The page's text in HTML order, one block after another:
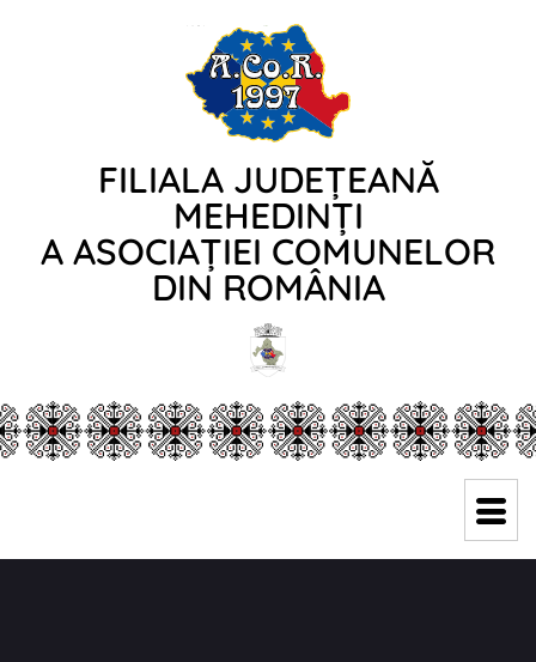
FILIALA JUDEȚEANĂ
MEHEDINȚI
A ASOCIAȚIEI COMUNELOR
DIN ROMÂNIA